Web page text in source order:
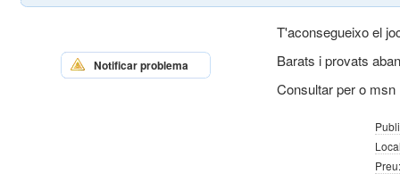
T'aconsegueixo el
Barats i provats
Consultar per o
Preu:
Notificar problema